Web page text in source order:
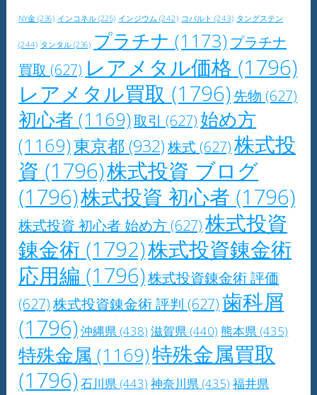
NY金 (236) インコネル (225) インジウム (242) コバルト (243) タングステン
(244) タンタル (236) プラチナ (1173) プラチナ
買取 (627) レアメタル価格 (1796)
レアメタル買取 (1796)先物 (627)
初心者 (1169)取引 (627) 始め方
(1169)東京都(932)株式 (627)株式投
資 (1796)株式投資 ブログ
(1796)株式投資 初心者 (1796)
株式投資 初心者 始め方 (627)株式投資
錬金術 (1792)株式投資錬金術
応用編 (1796)株式投資錬金術 評価
(627)株式投資錬金術 評判 (627)歯科屑
(1796)沖縄県 (438) 滋賀県 (440) 熊本県 (435)
特殊金属 (1169)特殊金属買取
(1796)石川県 (443) 神奈川県 (435) 福井県